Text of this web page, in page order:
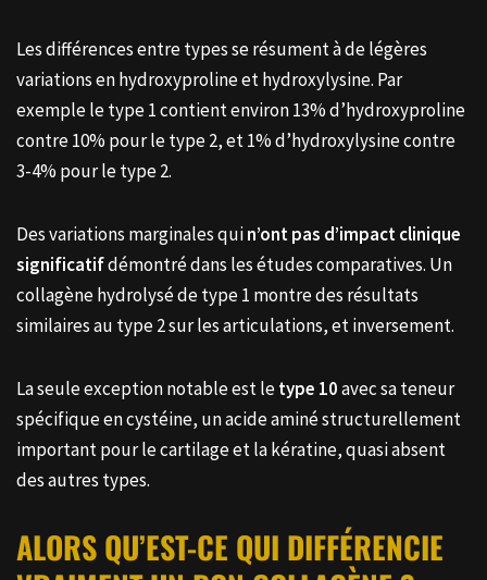
Les différences entre types se résument à de légères
variations en hydroxyproline et hydroxylysine. Par
exemple le type 1 contient environ 13% d’hydroxyproline
contre 10% pour le type 2, et 1% d’hydroxylysine contre
3-4% pour le type 2.
Des variations marginales quin’ont pas d’impact clinique
significatifdémontré dans les études comparatives. Un
collagène hydrolysé de type 1 montre des résultats
similaires au type 2 sur les articulations, et inversement.
La seule exception notable est letype 10avec sa teneur
spécifique en cystéine, un acide aminé structurellement
important pour le cartilage et la kératine, quasi absent
des autres types.
ALORS QU’EST-CE QUI DIFFÉRENCIE